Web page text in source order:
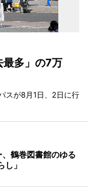
最多」の7万
スが8月1日、2日に行
鶴巻図書館のゆる
」